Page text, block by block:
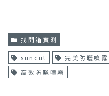
找開箱實測
suncut 完美防曬噴霧
高效防曬噴霧